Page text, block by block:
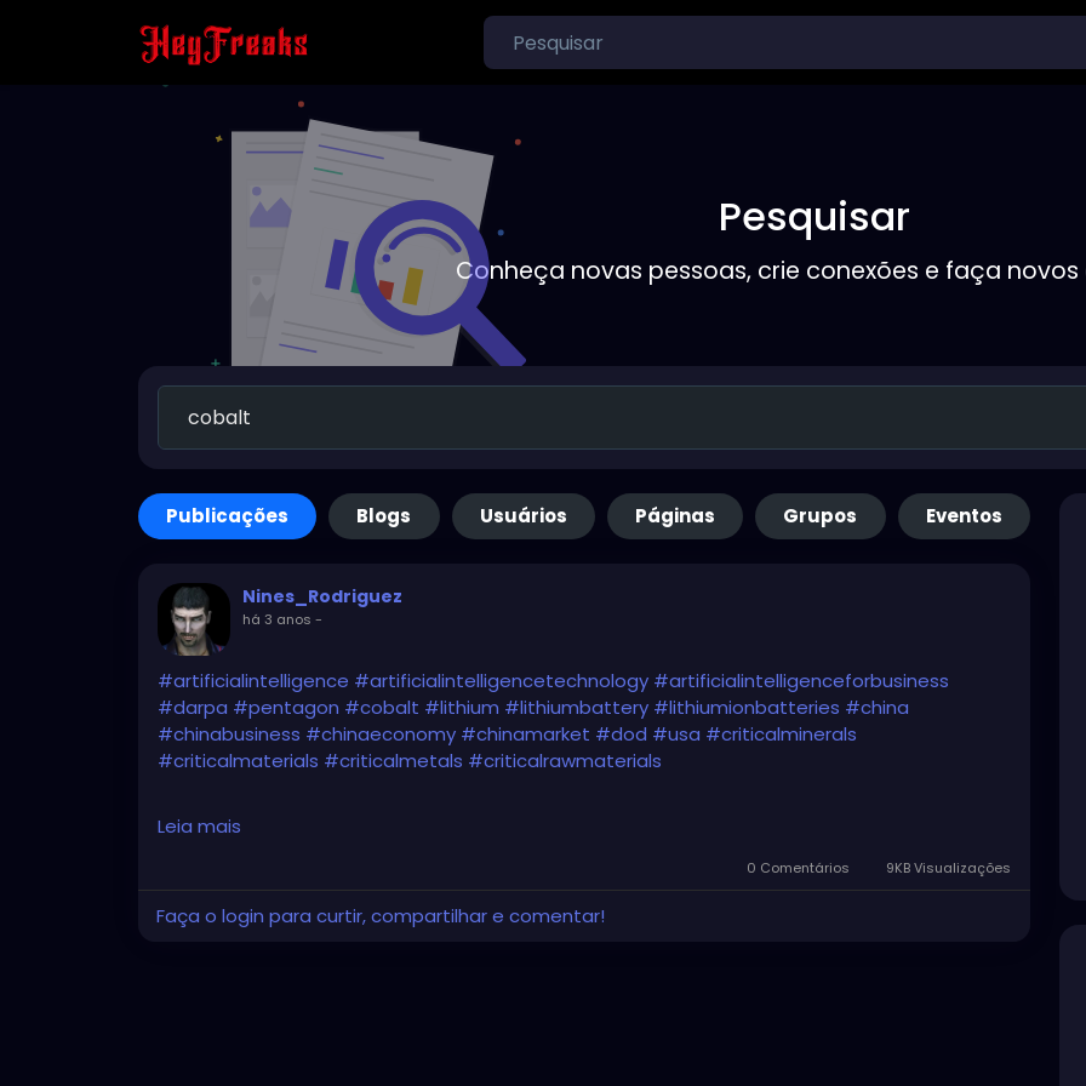
Pesquisar
Conheça novas pessoas, crie conexões e faça
Publicações Blogs Usuários Páginas Grupos Eventos
Nines_Rodriguez
há 3 anos -
#artificialintelligence #artificialintelligencetechnology #artificialintelligenceforbusiness
#darpa #pentagon #cobalt #lithium #lithiumbattery #lithiumionbatteries #china
#chinabusiness #chinaeconomy #chinamarket #dod #usa #criticalminerals
#criticalmaterials #criticalmetals #criticalrawmaterials
https://www.usnews.com/news/technology/articles/2024-01-29/pentagon-plans-ai-based-
program-to-estimate-prices-for-critical-minerals
Leia mais
0 Comentários 9KB Visualizações
Faça o login para curtir, compartilhar e comentar!